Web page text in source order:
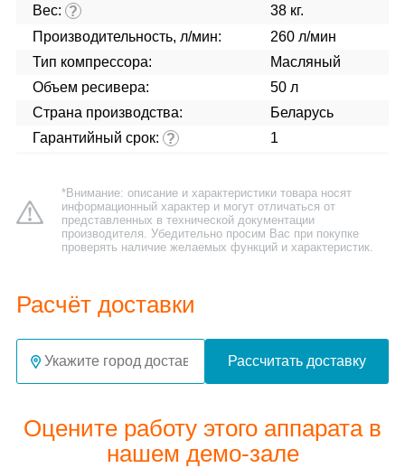
Вес: ?
38 кг.
Производительность, л/мин:
260 л/мин
Тип компрессора:
Масляный
Объем ресивера:
50 л
Страна производства:
Беларусь
Гарантийный срок: ? 1
*Внимание: описание и характеристики товара носят
информационный характер и могут отличаться от
представленных в технической документации
производителя. Убедительно просим Вас при покупке
проверять наличие желаемых функций и характеристик.
Расчёт доставки
Рассчитать доставку
Оцените работу этого аппарата в
нашем демо-зале